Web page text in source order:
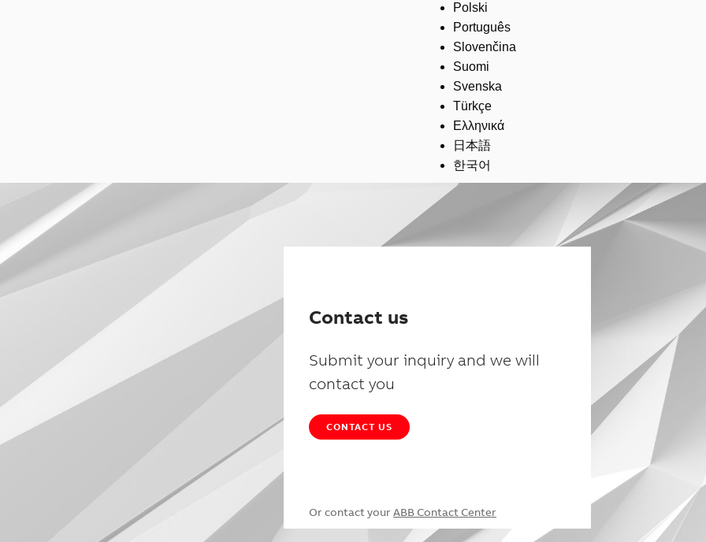
Polski
Português
Slovenčina
Suomi
Svenska
Türkçe
Ελληνικά
日本語
한국어
Contact us
Submit your inquiry and we will
contact you
CONTACT US
Or contact your ABB Contact Center